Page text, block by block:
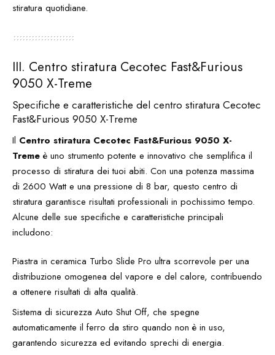
stiratura quotidiane.
III. Centro stiratura Cecotec Fast&Furious
9050 X-Treme
Specifiche e caratteristiche del centro stiratura Cecotec
Fast&Furious 9050 X-Treme
Il Centro stiratura Cecotec Fast&Furious 9050 X-
Treme è uno strumento potente e innovativo che semplifica il
processo di stiratura dei tuoi abiti. Con una potenza massima
di 2600 Watt e una pressione di 8 bar, questo centro di
stiratura garantisce risultati professionali in pochissimo tempo.
Alcune delle sue specifiche e caratteristiche principali
includono:
Piastra in ceramica Turbo Slide Pro ultra scorrevole per una
distribuzione omogenea del vapore e del calore, contribuendo
a ottenere risultati di alta qualità.
Sistema di sicurezza Auto Shut Off, che spegne
automaticamente il ferro da stiro quando non è in uso,
garantendo sicurezza ed evitando sprechi di energia.